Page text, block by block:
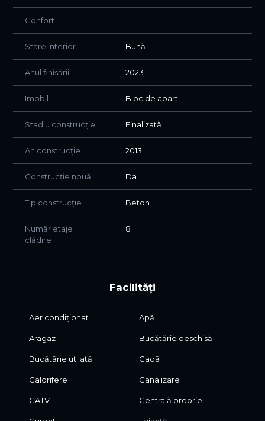
Confort 1
Stare interior Bună
Anul finisării 2023
Imobil Bloc de apart.
Stadiu construcție Finalizată
An construcție 2013
Construcție nouă Da
Tip construcție Beton
Număr etaje
clădire
8
Facilități
Aer condiționat Apă
Aragaz Bucătărie deschisă
Bucătărie utilată Cadă
Calorifere Canalizare
CATV Centrală proprie